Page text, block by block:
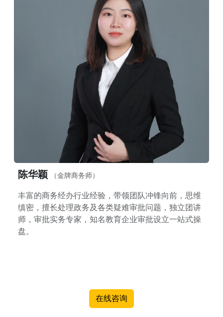
陈华颖 （金牌商务师）
丰富的商务经办行业经验，带领团队冲锋向前，思维
缜密，擅长处理政务及各类疑难审批问题，独立团讲
师，审批实务专家，知名教育企业审批设立一站式操
盘。
在线咨询